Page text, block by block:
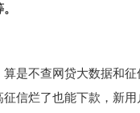
是不查网贷大数据和
信烂了也能下款，新用